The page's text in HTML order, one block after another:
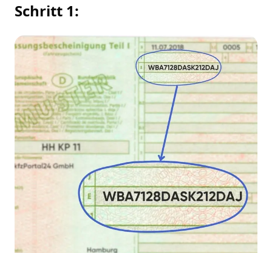
Schritt 1: